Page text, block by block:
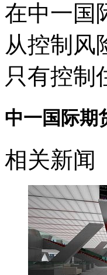
在中一国
从控制风
只有控制
中一国际期
相关新闻